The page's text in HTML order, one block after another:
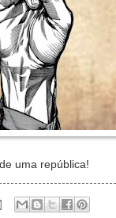
uma república!